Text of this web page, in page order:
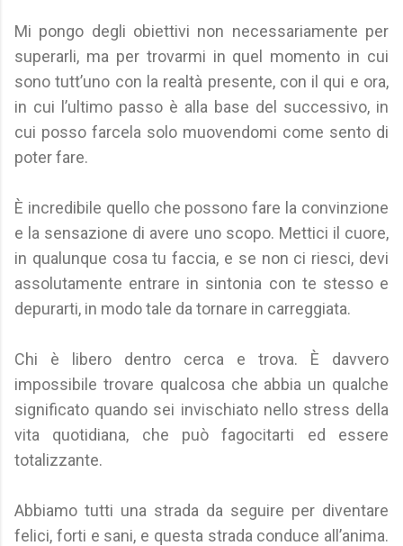
Mi pongo degli obiettivi non necessariamente per
superarli, ma per trovarmi in quel momento in cui
sono tutt’uno con la realtà presente, con il qui e ora,
in cui l’ultimo passo è alla base del successivo, in
cui posso farcela solo muovendomi come sento di
poter fare.
È incredibile quello che possono fare la convinzione
e la sensazione di avere uno scopo. Mettici il cuore,
in qualunque cosa tu faccia, e se non ci riesci, devi
assolutamente entrare in sintonia con te stesso e
depurarti, in modo tale da tornare in carreggiata.
Chi è libero dentro cerca e trova. È davvero
impossibile trovare qualcosa che abbia un qualche
significato quando sei invischiato nello stress della
vita quotidiana, che può fagocitarti ed essere
totalizzante.
Abbiamo tutti una strada da seguire per diventare
felici, forti e sani, e questa strada conduce all’anima.